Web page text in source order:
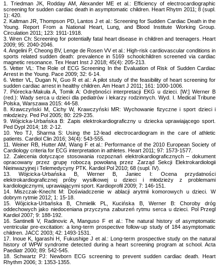
1. Triedman JK, Rodday AM, Alexander ME et al.: Efficiency of electrocardiographic
screening for sudden cardiac death in asymptomatic children. Heart Rhytm 2011; 8 (supl.
1): 420.
2. Kaltman JR, Thompson PD, Lantos J et al.: Screening for Sudden Cardiac Death in the
Young. Report From a National Heart, Lung, and Blood Institute Working Group.
Circulation 2011; 123: 1911-1918.
3. Wren Ch: Screening for potentially fatal heart disease in children and teenagers. Heart
2009; 95: 2040-2046.
4. Angelini P, Cheong BV, Lenge de Rosen VV et al.: High-risk cardiovascular conditions in
sports related sudden death: prevalence in 5169 schoolchildren screened via cardiac
magnetic resonance. Tex Heart Inst J 2018; 45(4): 205-213.
5. Vetter VL: The Role of ECG Screening In the Evaluation of Risk of Sudden Cardiac
Arrest in the Young. Pace 2009; 32: 6-14.
6. Vetter VL, Dugan N, Guo R et al.: A pilot study of the feasibility of heart screening for
sudden cardiac arrest in healthy children. Am Heart J 2011; 161: 1000-1006.
7. Piórecka-Makuła A, Tomik A: Odrębności interpretacji EKG u dzieci. [W:] Werner B
(red.): Wady serca u dzieci dla pediatrów i lekarzy rodzinnych. Wyd. I. Medical Tribune
Polska, Warszawa 2015: 44-58.
8. Krawczyński M, Cichy W, Krawczyński MR: Wychowanie fizyczne i sport dzieci i
młodzieży. Ped Pol 2005; 80: 229-235.
9. Wójcicka-Urbańska B: Zapis elektrokardiograficzny u dziecka uprawiającego sport.
Ped Dypl 2014; 18: 2-12.
10. Yeo TJ, Sharma S: Using the 12-lead electrocardiogram in the care of athletic
patients. Cardiol Clin 2016; 34(4): 543-555.
11. Weiner RB, Hutter AM, Wang F et al.: Performance of the 2010 European Society of
Cardiology criteria for ECG interpretation in athletes. Heart 2011; 97: 1573-1577.
12. Zalecenia dotyczące stosowania rozpoznań elektrokardiograficznych – dokument
opracowany przez grupę roboczą powołaną przez Zarząd Sekcji Elektrokardiologii
Nieinwazyjnej i Telemedycyny PTK. Kardiol Pol 2010; 68 (supl. IV).
13. Wójcicka-Urbańska B, Werner B, Janiec I: Ocena przydatności
elektrokardiograficznej próby wysiłkowej u dzieci i młodzieży z problemami
kardiologicznymi, uprawiającymi sport. Kardioprofil 2009; 7: 146-151.
14. Miszczak-Knecht M: Doświadczenie w ablacji arytmii komorowych u dzieci. W
dobrym rytmie 2012; 1: 15-18.
15. Wójcicka-Urbańska B, Chmielik PL, Kucińska B, Werner B: Choroby dróg
oddechowych jako niedoceniana przyczyna zaburzeń rytmu serca u dzieci. Pol Przegl
Kardiol 2007; 9: 188-192.
16. Santinelli V, Radinovic A, Manguso F et al.: The natural history of asymptomatic
ventricular pre-excitation: a long-term prospective follow-up study of 184 asymptomatic
children. JACC 2003; 42: 1493-1531.
17. Inoue K, Igarashi H, Fukushige J et al.: Long-term prospective study on the natural
history of WPW syndrome detected during a heart screening program at school. Acta
Paediatr 2000; 89: 542-545.
18. Schwartz PJ: Newborn ECG screening to prevent sudden cardiac death. Heart
Rhythm 2006; 3: 1353-1355.